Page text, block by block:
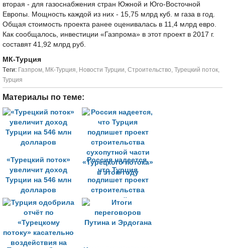
вторая - для газоснабжения стран Южной и Юго-Восточной
Европы. Мощность каждой из них - 15,75 млрд куб. м газа в год.
Общая стоимость проекта ранее оценивалась в 11,4 млрд евро.
Как сообщалось, инвестиции «Газпрома» в этот проект в 2017 г.
составят 41,92 млрд руб.
МК-Турция
Tеги: Газпром, МК-Турция, Новости Турции, Строительство, Турецкий поток,
Турция
Материалы по теме:
«Турецкий поток»
увеличит доход
Турции на 546 млн
долларов
Россия надеется,
что Турция
подпишет проект
строительства
сухопутной части
«Турецкого потока»
в этом году